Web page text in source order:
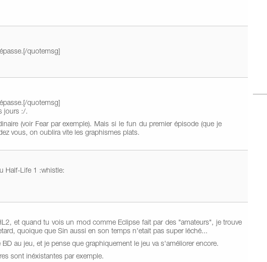
quotemsg]
quotemsg]
jours :/.
(voir Fear par exemple). Mais si le fun du premier épisode (que je
vous, on oublira vite les graphismes plats.
Half-Life 1 :whistle:
et quand tu vois un mod comme Eclipse fait par des "amateurs", je trouve
quoique que Sin aussi en son temps n'etait pas super léché...
au jeu, et je pense que graphiquement le jeu va s'améliorer encore.
sont inéxistantes par exemple.